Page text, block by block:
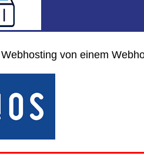
von einem